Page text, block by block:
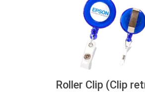
Roller Clip (Clip